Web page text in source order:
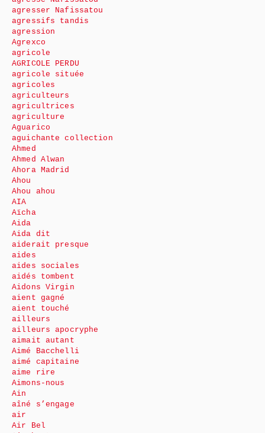
agresser Nafissatou
agressifs tandis
agression
Agrexco
agricole
AGRICOLE PERDU
agricole située
agricoles
agriculteurs
agricultrices
agriculture
Aguarico
aguichante collection
Ahmed
Ahmed Alwan
Ahora Madrid
Ahou
Ahou ahou
AIA
Aïcha
Aida
Aida dit
aiderait presque
aides
aides sociales
aidés tombent
Aidons Virgin
aient gagné
aient touché
ailleurs
ailleurs apocryphe
aimait autant
Aimé Bacchelli
aimé capitaine
aime rire
Aimons-nous
Ain
aîné s’engage
air
Air Bel